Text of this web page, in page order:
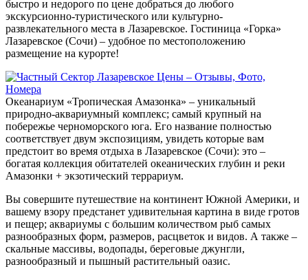
быстро и недорого по цене добраться до любого
экскурсионно-туристического или культурно-
развлекательного места в Лазаревское. Гостиница «Горка»
Лазаревское (Сочи) – удобное по местоположению
размещение на курорте!
Океанариум «Тропическая Амазонка» – уникальный
природно-аквариумный комплекс; самый крупный на
побережье черноморского юга. Его название полностью
соответствует двум экспозициям, увидеть которые вам
предстоит во время отдыха в Лазаревское (Сочи): это –
богатая коллекция обитателей океанических глубин и реки
Амазонки + экзотический террариум.
Вы совершите путешествие на континент Южной Америки, и
вашему взору предстанет удивительная картина в виде гротов
и пещер; аквариумы с большим количеством рыб самых
разнообразных форм, размеров, расцветок и видов. А также –
скальные массивы, водопады, береговые джунгли,
разнообразный и пышный растительный оазис.